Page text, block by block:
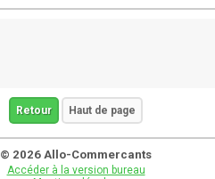
Retour Haut de page
© 2026 Allo-Commercants
Accéder à la version bureau